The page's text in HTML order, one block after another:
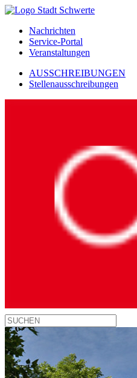
Nachrichten
Service-Portal
Veranstaltungen
AUSSCHREIBUNGEN
Stellenausschreibungen